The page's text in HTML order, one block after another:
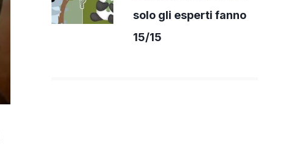
solo gli esperti fanno
15/15